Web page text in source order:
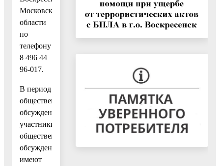
Московской
области
по
телефону
8 496 44
96-017.
В период
общественных
обсуждений
участники
общественных
обсуждений
имеют